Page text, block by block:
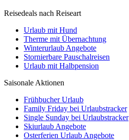
Reisedeals nach Reiseart
Urlaub mit Hund
Therme mit Übernachtung
Winterurlaub Angebote
Stornierbare Pauschalreisen
Urlaub mit Halbpension
Saisonale Aktionen
Frühbucher Urlaub
Family Friday bei Urlaubstracker
Single Sunday bei Urlaubstracker
Skiurlaub Angebote
Osterferien Urlaub Angebote